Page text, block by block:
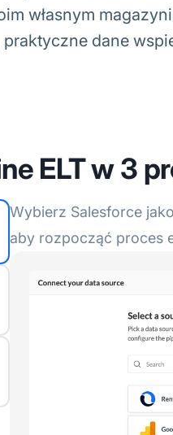
własnym
dane
ELT w 3
Wybierz Salesforce
aby rozpocząć proces